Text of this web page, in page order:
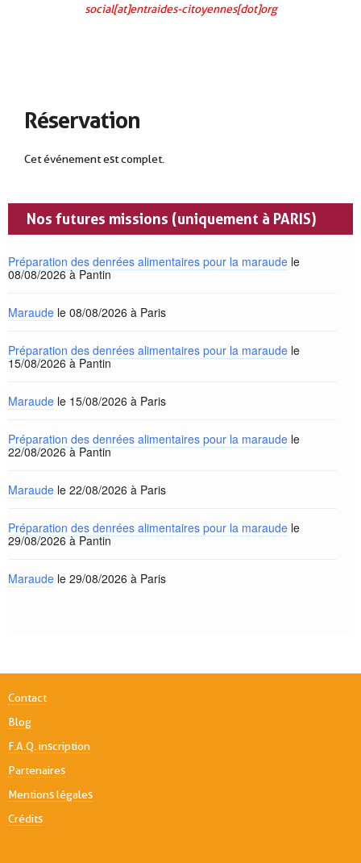
social[at]entraides-citoyennes[dot]org
Réservation
Cet événement est complet.
Nos futures missions (uniquement à PARIS)
Préparation des denrées alimentaires pour la maraude le
08/08/2026 à Pantin
Maraude le 08/08/2026 à Paris
Préparation des denrées alimentaires pour la maraude le
15/08/2026 à Pantin
Maraude le 15/08/2026 à Paris
Préparation des denrées alimentaires pour la maraude le
22/08/2026 à Pantin
Maraude le 22/08/2026 à Paris
Préparation des denrées alimentaires pour la maraude le
29/08/2026 à Pantin
Maraude le 29/08/2026 à Paris
Contact
Blog
F.A.Q. inscription
Partenaires
Mentions légales
Crédits